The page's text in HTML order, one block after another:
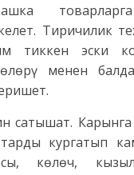
Тиричилик
тиккен эски
менен
сатышат.
кургатып
көлөч,